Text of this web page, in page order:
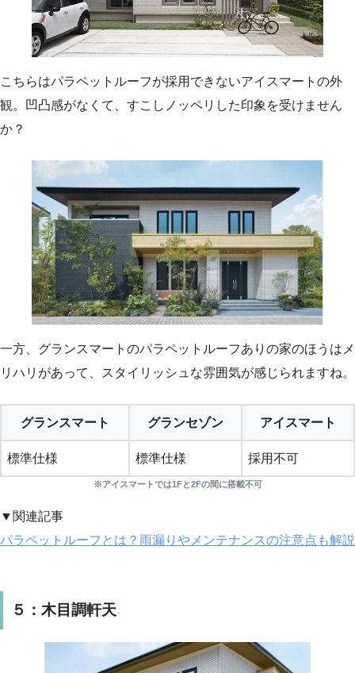
こちらはパラペットルーフが採用できないアイスマートの外
観。凹凸感がなくて、すこしノッペリした印象を受けません
か？
一方、グランスマートのパラペットルーフありの家のほうはメ
リハリがあって、スタイリッシュな雰囲気が感じられますね。
グランスマート グランセゾン アイスマート
標準仕様 標準仕様 採用不可
※アイスマートでは1Fと2Fの間に搭載不可
▼関連記事
パラペットルーフとは？雨漏りやメンテナンスの注意点も解説
５：木目調軒天